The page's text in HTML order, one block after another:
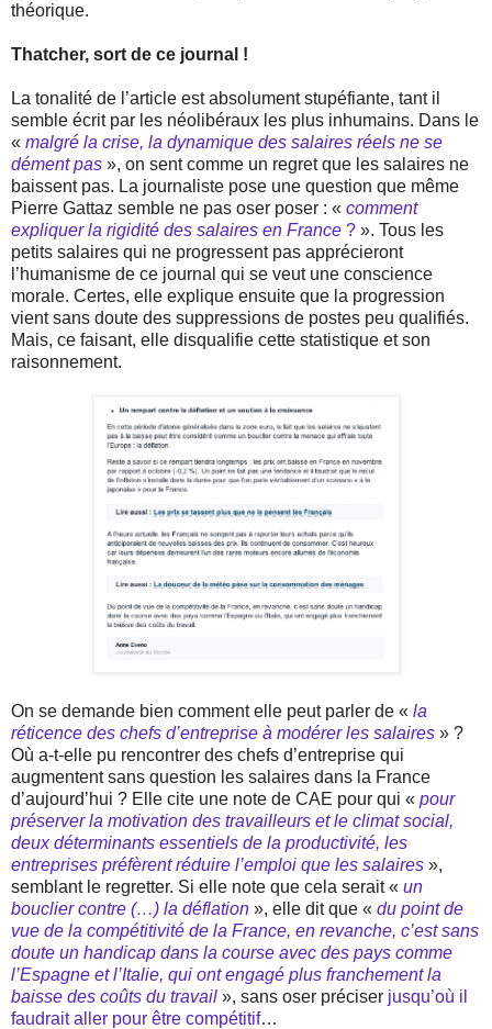
théorique.
Thatcher, sort de ce journal !
La tonalité de l’article est absolument stupéfiante, tant il
semble écrit par les néolibéraux les plus inhumains. Dans le
« malgré la crise, la dynamique des salaires réels ne se
dément pas », on sent comme un regret que les salaires ne
baissent pas. La journaliste pose une question que même
Pierre Gattaz semble ne pas oser poser : « comment
expliquer la rigidité des salaires en France ? ». Tous les
petits salaires qui ne progressent pas apprécieront
l’humanisme de ce journal qui se veut une conscience
morale. Certes, elle explique ensuite que la progression
vient sans doute des suppressions de postes peu qualifiés.
Mais, ce faisant, elle disqualifie cette statistique et son
raisonnement.
On se demande bien comment elle peut parler de « la
réticence des chefs d’entreprise à modérer les salaires » ?
Où a-t-elle pu rencontrer des chefs d’entreprise qui
augmentent sans question les salaires dans la France
d’aujourd’hui ? Elle cite une note de CAE pour qui « pour
préserver la motivation des travailleurs et le climat social,
deux déterminants essentiels de la productivité, les
entreprises préfèrent réduire l’emploi que les salaires »,
semblant le regretter. Si elle note que cela serait « un
bouclier contre (…) la déflation », elle dit que « du point de
vue de la compétitivité de la France, en revanche, c’est sans
doute un handicap dans la course avec des pays comme
l’Espagne et l’Italie, qui ont engagé plus franchement la
baisse des coûts du travail », sans oser préciser jusqu’où il
faudrait aller pour être compétitif…